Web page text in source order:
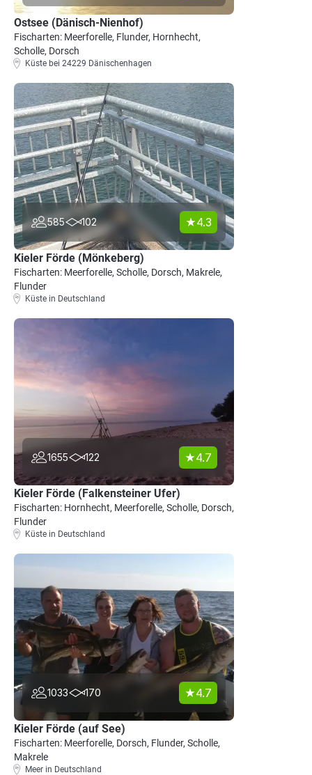
Ostsee (Dänisch-Nienhof)
Fischarten: Meerforelle, Flunder, Hornhecht,
Scholle, Dorsch
Küste bei 24229 Dänischenhagen
585 102 4.3
Kieler Förde (Mönkeberg)
Fischarten: Meerforelle, Scholle, Dorsch, Makrele,
Flunder
Küste in Deutschland
1655 122 4.7
Kieler Förde (Falkensteiner Ufer)
Fischarten: Hornhecht, Meerforelle, Scholle, Dorsch,
Flunder
Küste in Deutschland
1033 170 4.7
Kieler Förde (auf See)
Fischarten: Meerforelle, Dorsch, Flunder, Scholle,
Makrele
Meer in Deutschland